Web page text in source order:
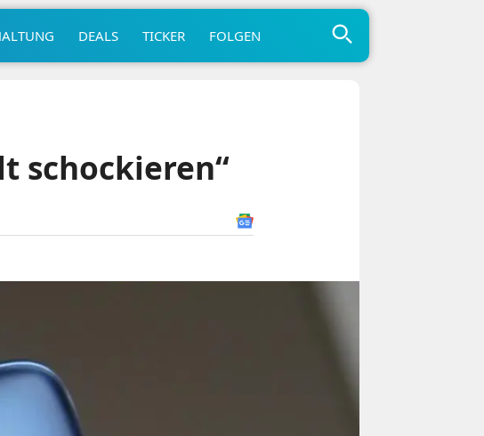
DEALS TICKER FOLGEN
schockieren“